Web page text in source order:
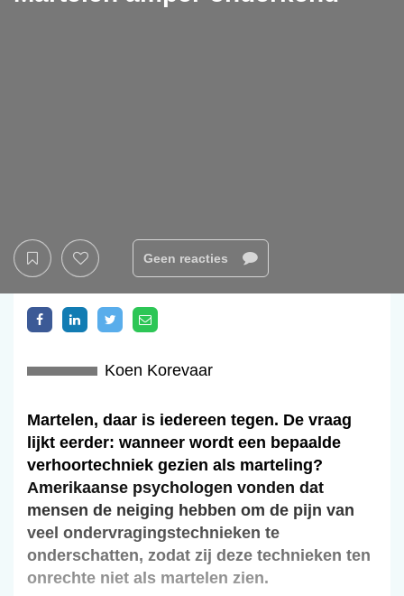
Geen reacties
Koen Korevaar
Martelen, daar is iedereen tegen. De vraag
lijkt eerder: wanneer wordt een bepaalde
verhoortechniek gezien als marteling?
Amerikaanse psychologen vonden dat
mensen de neiging hebben om de pijn van
veel ondervragingstechnieken te
onderschatten, zodat zij deze technieken ten
onrechte niet als martelen zien.